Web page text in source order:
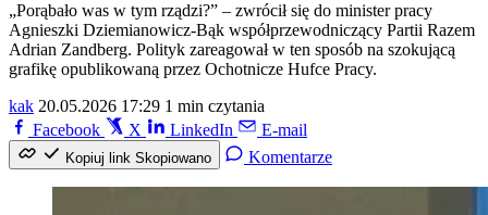
„Porąbało was w tym rządzi?” – zwrócił się do minister pracy
Agnieszki Dziemianowicz-Bąk współprzewodniczący Partii Razem
Adrian Zandberg. Polityk zareagował w ten sposób na szokującą
grafikę opublikowaną przez Ochotnicze Hufce Pracy.
kak 20.05.2026 17:29 1 min czytania
Facebook
X LinkedIn E-mail
Kopiuj link Skopiowano Komentarze